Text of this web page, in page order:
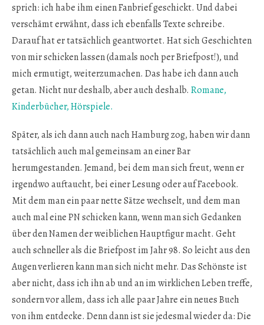
sprich: ich habe ihm einen Fanbrief geschickt. Und dabei
verschämt erwähnt, dass ich ebenfalls Texte schreibe.
Darauf hat er tatsächlich geantwortet. Hat sich Geschichten
von mir schicken lassen (damals noch per Briefpost!), und
mich ermutigt, weiterzumachen. Das habe ich dann auch
getan. Nicht nur deshalb, aber auch deshalb. Romane,
Kinderbücher, Hörspiele.
Später, als ich dann auch nach Hamburg zog, haben wir dann
tatsächlich auch mal gemeinsam an einer Bar
herumgestanden. Jemand, bei dem man sich freut, wenn er
irgendwo auftaucht, bei einer Lesung oder auf Facebook.
Mit dem man ein paar nette Sätze wechselt, und dem man
auch mal eine PN schicken kann, wenn man sich Gedanken
über den Namen der weiblichen Hauptfigur macht. Geht
auch schneller als die Briefpost im Jahr 98. So leicht aus den
Augen verlieren kann man sich nicht mehr. Das Schönste ist
aber nicht, dass ich ihn ab und an im wirklichen Leben treffe,
sondern vor allem, dass ich alle paar Jahre ein neues Buch
von ihm entdecke. Denn dann ist sie jedesmal wieder da: Die